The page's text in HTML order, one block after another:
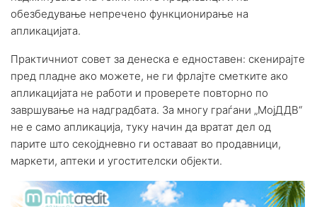
обезбедување непречено функционирање на
апликацијата.
Практичниот совет за денеска е едноставен: скенирајте
пред пладне ако можете, не ги фрлајте сметките ако
апликацијата не работи и проверете повторно по
завршување на надградбата. За многу граѓани „МојДДВ“
не е само апликација, туку начин да вратат дел од
парите што секојдневно ги оставаат во продавници,
маркети, аптеки и угостителски објекти.